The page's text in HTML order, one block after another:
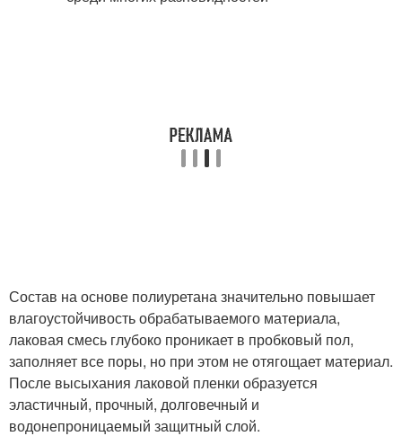
Состав на основе полиуретана значительно повышает
влагоустойчивость обрабатываемого материала,
лаковая смесь глубоко проникает в пробковый пол,
заполняет все поры, но при этом не отягощает материал.
После высыхания лаковой пленки образуется
эластичный, прочный, долговечный и
водонепроницаемый защитный слой.